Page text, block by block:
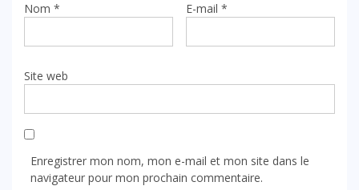
Nom * E-mail *
Site web
Enregistrer mon nom, mon e-mail et mon site dans le
navigateur pour mon prochain commentaire.